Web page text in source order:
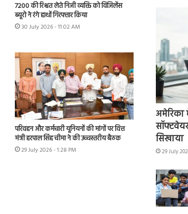
7200 की रिश्वत लेते निजी व्यक्ति को विजिलेंस
ब्यूरो ने रंगे हाथों गिरफ्तार किया
30 July 2026 - 11:02 AM
परिवहन और कर्मचारी यूनियनों की मांगों पर वित्त
मंत्री हरपाल सिंह चीमा ने की उच्चस्तरीय बैठक
29 July 2026 - 1:28 PM
अमेरिका
सिखाया
29 July